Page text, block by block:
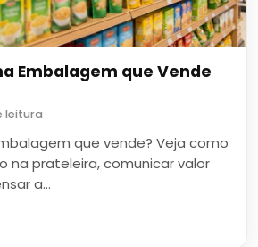
Embalagem que Vende
leitura
que vende? Veja como
na prateleira, comunicar valor
a…